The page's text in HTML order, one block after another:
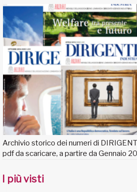
Archivio storico dei numeri di
pdf da scaricare, a partire da Gennaio
I più visti